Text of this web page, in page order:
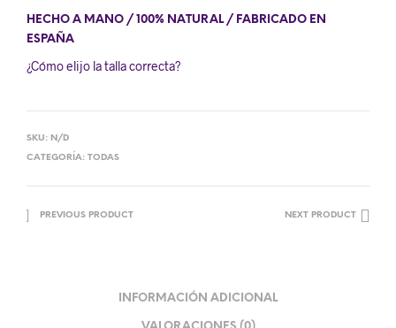
HECHO A MANO / 100% NATURAL / FABRICADO EN
ESPAÑA
¿Cómo elijo la talla correcta?
SKU: N/D
CATEGORÍA: TODAS
PREVIOUS PRODUCT NEXT PRODUCT
INFORMACIÓN ADICIONAL